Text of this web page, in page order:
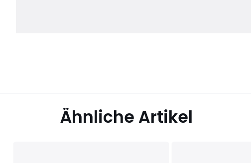
Ähnliche Artikel